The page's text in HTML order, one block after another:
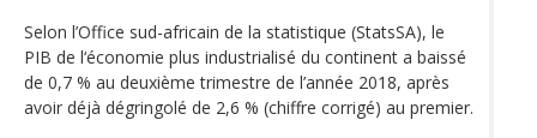
Selon l’Office sud-africain de la statistique (StatsSA), le
PIB de l‘économie plus industrialisé du continent a baissé
de 0,7 % au deuxième trimestre de l’année 2018, après
avoir déjà dégringolé de 2,6 % (chiffre corrigé) au premier.